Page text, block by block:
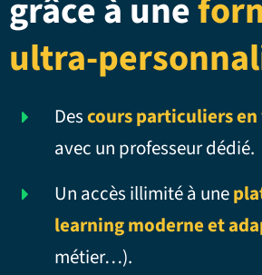
grâce à une
ultra-
Descours particuliers
avec un professeur dédié.
Un accès illimité à une
learning moderne et
métier…).